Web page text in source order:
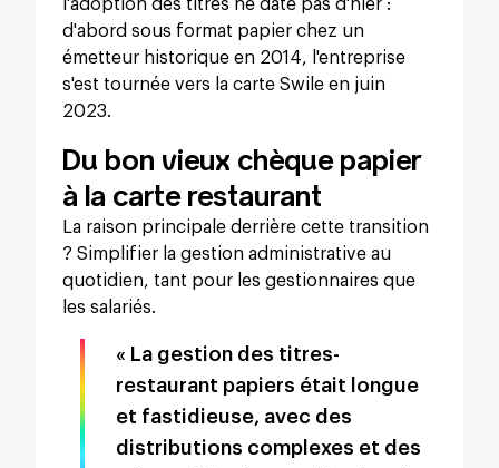
l'adoption des titres ne date pas d'hier :
d'abord sous format papier chez un
émetteur historique en 2014, l'entreprise
s'est tournée vers la carte Swile en juin
2023.
Du bon vieux chèque papier
à la carte restaurant
La raison principale derrière cette transition
? Simplifier la gestion administrative au
quotidien, tant pour les gestionnaires que
les salariés.
« La gestion des titres-
restaurant papiers était longue
et fastidieuse, avec des
distributions complexes et des